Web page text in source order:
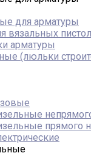
для арматуры
вязальных
арматуры
(люльки
прямого